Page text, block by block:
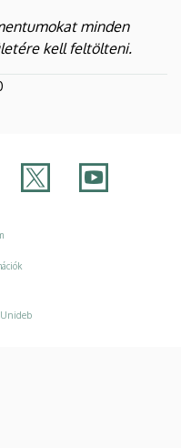
minden
kell feltölteni.